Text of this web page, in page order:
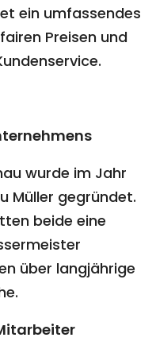
ein umfassendes
Preisen und
wurde im Jahr
Müller gegründet.
beide eine
über langjährige